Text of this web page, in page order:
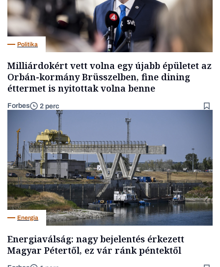
Politika
Milliárdokért vett volna egy újabb épületet az
Orbán-kormány Brüsszelben, fine dining
éttermet is nyitottak volna benne
Forbes 2 perc
Energia
Energiaválság: nagy bejelentés érkezett
Magyar Pétertől, ez vár ránk péntektől